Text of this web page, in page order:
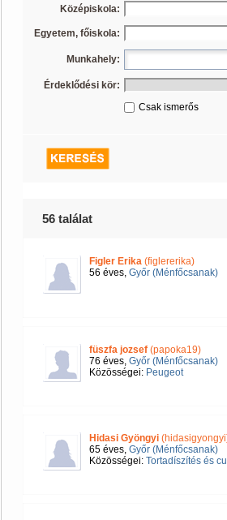
Középiskola:
Egyetem, főiskola:
Munkahely:
Érdeklődési kör:
Csak ismerős
56 találat
Figler Erika (figlererika)
56 éves, Győr (Ménfőcsanak)
füszfa jozsef (papoka19)
76 éves, Győr (Ménfőcsanak)
Közösségei: Peugeot
Hidasi Gyöngyi
65 éves, Győr (Ménfőcsanak)
Közösségei: Tortadíszítés és